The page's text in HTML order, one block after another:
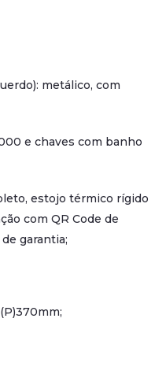
metálico, com
e chaves com banho
estojo térmico rígido
com QR Code de
garantia;